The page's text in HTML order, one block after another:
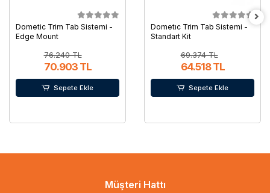
Dometic Trim Tab Sistemi -
Edge Mount
76.240 TL
70.903 TL
Sepete Ekle
Dometıc Trim Tab Sistemi -
Standart Kit
69.374 TL
64.518 TL
Sepete Ekle
Müşteri Hattı